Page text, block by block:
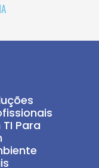
TI Para